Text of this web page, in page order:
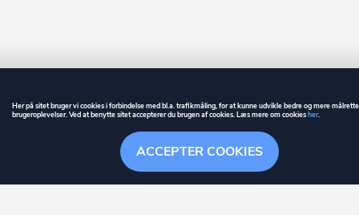
Søgehistorik Menu
GUIDE BETINGELSER
er et registreret varemærke tilhørende ownr ApS – CVR nr.: 36 40 88
ACCEPTER COOKIES
Her på sitet bruger vi cookies i forbindelse med bl.a. trafikmåling, for at kunne udvikle bedre og mere
brugeroplevelser. Ved at benytte sitet accepterer du brugen af cookies. Læs mere om cookiesher.